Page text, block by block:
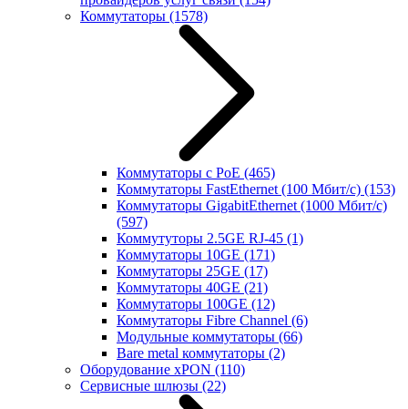
Коммутаторы (1578)
Коммутаторы с PoE (465)
Коммутаторы FastEthernet (100 Мбит/с) (153)
Коммутаторы GigabitEthernet (1000 Мбит/с)
(597)
Коммутуторы 2.5GE RJ-45 (1)
Коммутаторы 10GE (171)
Коммутаторы 25GE (17)
Коммутаторы 40GE (21)
Коммутаторы 100GE (12)
Коммутаторы Fibre Channel (6)
Модульные коммутаторы (66)
Bare metal коммутаторы (2)
Оборудование xPON (110)
Сервисные шлюзы (22)